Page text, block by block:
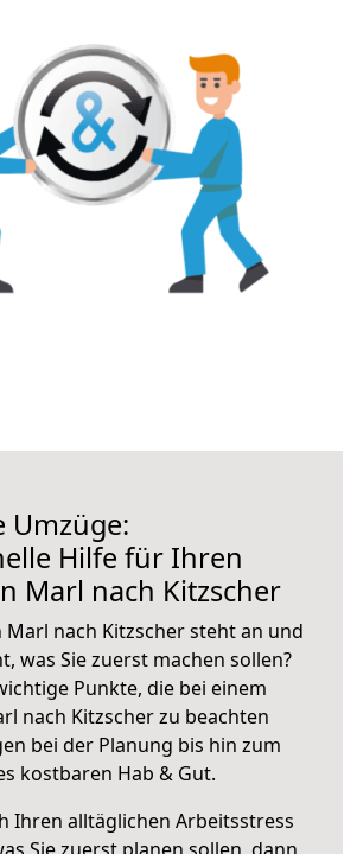
Umzüge:
Hilfe für Ihren
Marl nach Kitzscher
nach Kitzscher steht an und
was Sie zuerst machen sollen?
Punkte, die bei einem
nach Kitzscher zu beachten
bei der Planung bis hin zum
kostbaren Hab & Gut.
Ihren alltäglichen Arbeitsstress